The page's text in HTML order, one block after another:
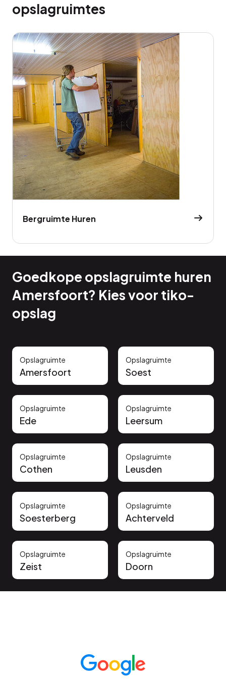
opslagruimtes
Bergruimte Huren
Goedkope opslagruimte huren
Amersfoort? Kies voor tiko-
opslag
Opslagruimte
Amersfoort
Opslagruimte
Soest
Opslagruimte
Ede
Opslagruimte
Leersum
Opslagruimte
Cothen
Opslagruimte
Leusden
Opslagruimte
Soesterberg
Opslagruimte
Achterveld
Opslagruimte
Zeist
Opslagruimte
Doorn